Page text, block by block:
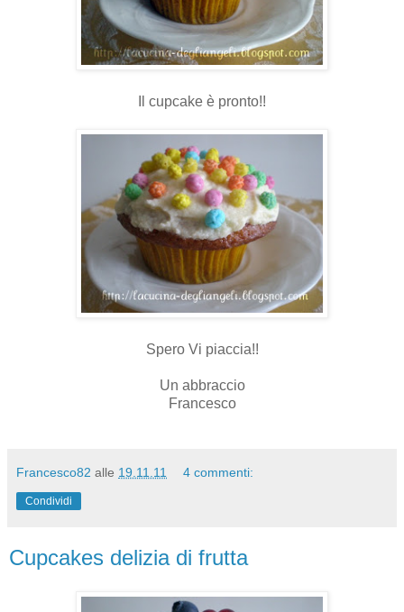
Il cupcake è pronto!!
Spero Vi piaccia!!
Un abbraccio
Francesco
Francesco82 alle 19.11.11 4 commenti:
Condividi
Cupcakes delizia di frutta